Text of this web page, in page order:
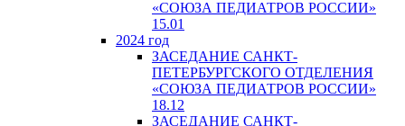
«СОЮЗА ПЕДИАТРОВ РОССИИ»
15.01
2024 год
ЗАСЕДАНИЕ САНКТ-
ПЕТЕРБУРГСКОГО ОТДЕЛЕНИЯ
«СОЮЗА ПЕДИАТРОВ РОССИИ»
18.12
ЗАСЕДАНИЕ САНКТ-